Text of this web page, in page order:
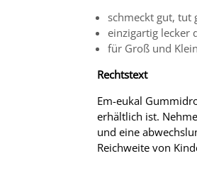
schmeckt gut, tut
einzigartig lecker
für Groß und Klein
Rechtstext
Em-eukal
erhältlich ist.
und eine
Reichweite von